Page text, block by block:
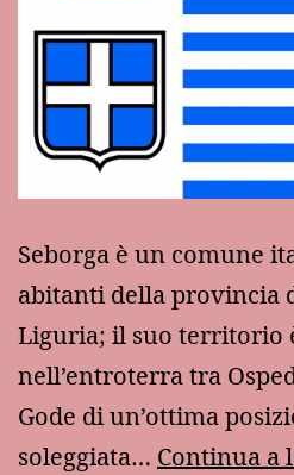
Seborga è un comune
abitanti della provincia
Liguria; il suo territorio
nell’entroterra tra
Gode di un’ottima
soleggiata… Continua a